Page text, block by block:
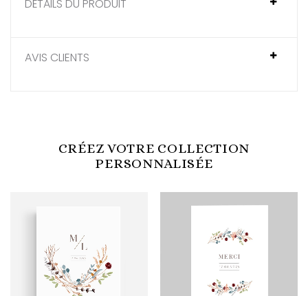
DÉTAILS DU PRODUIT
AVIS CLIENTS
CRÉEZ VOTRE COLLECTION
PERSONNALISÉE